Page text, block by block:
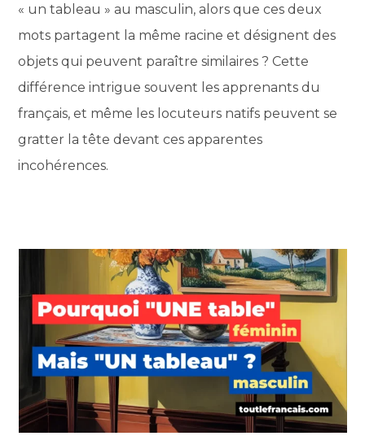
« un tableau » au masculin, alors que ces deux
mots partagent la même racine et désignent des
objets qui peuvent paraître similaires ? Cette
différence intrigue souvent les apprenants du
français, et même les locuteurs natifs peuvent se
gratter la tête devant ces apparentes
incohérences.